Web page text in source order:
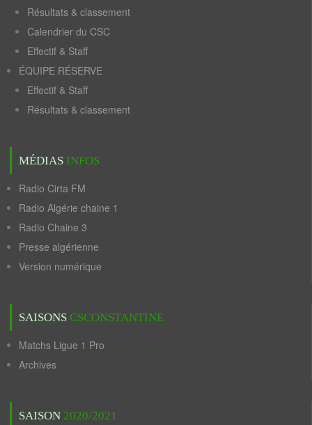
Résultats & classement
Calendrier du CSC
Effectif & Staff
ÉQUIPE RÉSERVE
Effectif & Staff
Résultats & classement
MÉDIAS INFOS
Radio Cirta FM
Radio Algérie chaine 1
Radio Chaine 3
Presse algérienne
Version numérique
SAISONS CSCONSTANTINE
Matchs Ligue 1 Pro
Archives
SAISON 2020/2021